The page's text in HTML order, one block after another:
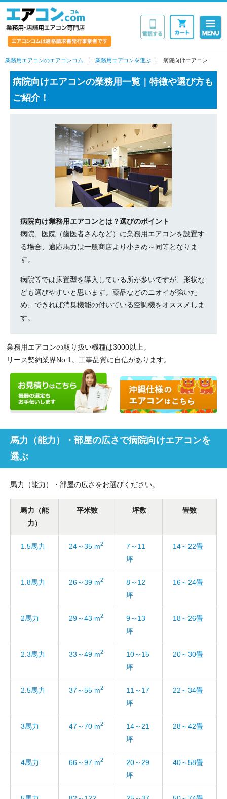
業務用エアコンのエアコンコム 業務用エアコンを選ぶ 病院向けエアコン
病院向けエアコンの業務用一覧｜特徴や選び方も
ご紹介！
病院向け業務用エアコンとは？選びのポイント
病院、医院（歯医者さんなど）に業務用エアコンを設置す
る場合、適応馬力は一般商店より小さめ～同等となりま
す。
病院等では床置型を導入している所が多いですが、形状な
ども選びやすいと思います。薬品などのニオイが強いた
め、できれば消臭機能の付いている空調機をオススメしま
す。
業務用エアコンの取り扱い機種は3000以上。
リース契約業界No.1。工事品質に自信があります。
馬力（能力）・部屋の広さで病院向けエアコンを
選ぶ
馬力（能力）・部屋の広さをお選びください。
馬力（能
力）
平米数 坪数 畳数
1.5馬力 24～35 m2
7～11
坪
14～22畳
1.8馬力 26～39 m2
8～12
坪
16～24畳
2馬力 29～43 m2
9～13
坪
18～26畳
2.3馬力 33～49 m2
10～15
坪
20～30畳
2.5馬力 37～55 m2
11～17
坪
22～34畳
3馬力 47～70 m2
14～21
坪
28～42畳
4馬力 66～97 m2
20～29
坪
40～58畳